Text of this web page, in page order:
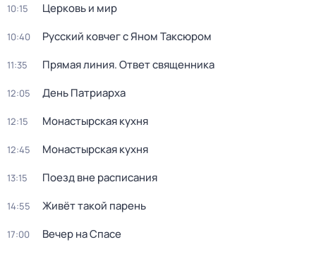
10:15 Церковь и мир
10:40 Русский ковчег с Яном Таксюром
11:35 Прямая линия. Ответ священника
12:05 День Патриарха
12:15 Монaстыpская кухня
12:45 Монaстыpская кухня
13:15 Поезд вне расписания
14:55 Живёт такой парень
17:00 Вечер на Спасе